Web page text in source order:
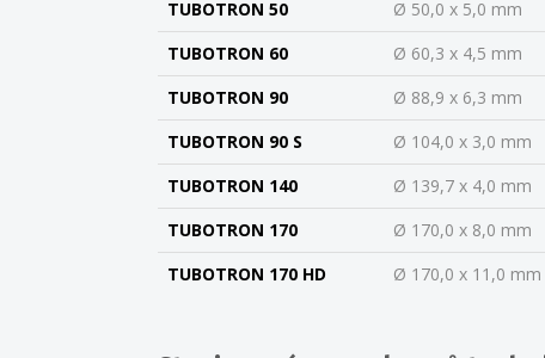
TUBOTRON 50
Ø 50,0 x 5,0 mm
TUBOTRON 60
Ø 60,3 x 4,5 mm
TUBOTRON 90
Ø 88,9 x 6,3 mm
TUBOTRON 90 S
Ø 104,0 x 3,0 mm
TUBOTRON 140
Ø 139,7 x 4,0 mm
TUBOTRON 170
Ø 170,0 x 8,0 mm
TUBOTRON 170 HD
Ø 170,0 x 11,0 mm